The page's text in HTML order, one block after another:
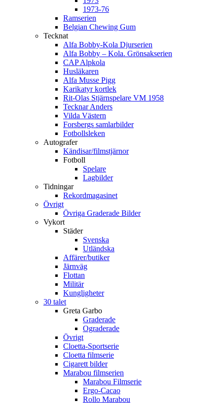
1973-76
Ramserien
Belgian Chewing Gum
Tecknat
Alfa Bobby-Kola Djurserien
Alfa Bobby – Kola. Grönsakserien
CAP Alpkola
Husläkaren
Alfa Musse Pigg
Karikatyr kortlek
Rit-Olas Stjärnspelare VM 1958
Tecknar Anders
Vilda Västern
Forsbergs samlarbilder
Fotbollsleken
Autografer
Kändisar/filmstjärnor
Fotboll
Spelare
Lagbilder
Tidningar
Rekordmagasinet
Övrigt
Övriga Graderade Bilder
Vykort
Städer
Svenska
Utländska
Affärer/butiker
Järnväg
Flottan
Militär
Kungligheter
30 talet
Greta Garbo
Graderade
Ograderade
Övrigt
Cloetta-Sportserie
Cloetta filmserie
Cigarett bilder
Marabou filmserien
Marabou Filmserie
Ergo-Cacao
Rollo Marabou